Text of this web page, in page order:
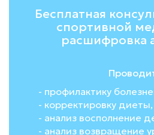
Бесплатная
спортивной
расшифровка
- профилактику
- корректировку диеты,
- анализ восполнение
- анализ возвращение